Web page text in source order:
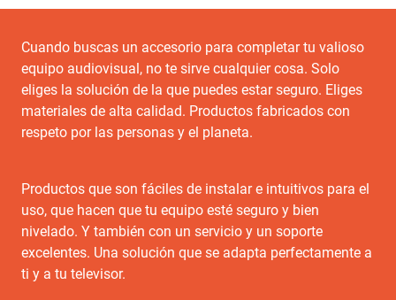
Cuando buscas un accesorio para completar tu valioso
equipo audiovisual, no te sirve cualquier cosa. Solo
eliges la solución de la que puedes estar seguro. Eliges
materiales de alta calidad. Productos fabricados con
respeto por las personas y el planeta.
Productos que son fáciles de instalar e intuitivos para el
uso, que hacen que tu equipo esté seguro y bien
nivelado. Y también con un servicio y un soporte
excelentes. Una solución que se adapta perfectamente a
ti y a tu televisor.